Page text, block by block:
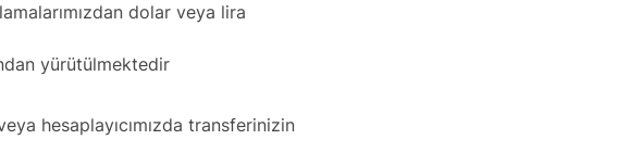
dolar veya lira
yürütülmektedir
hesaplayıcımızda transferinizin